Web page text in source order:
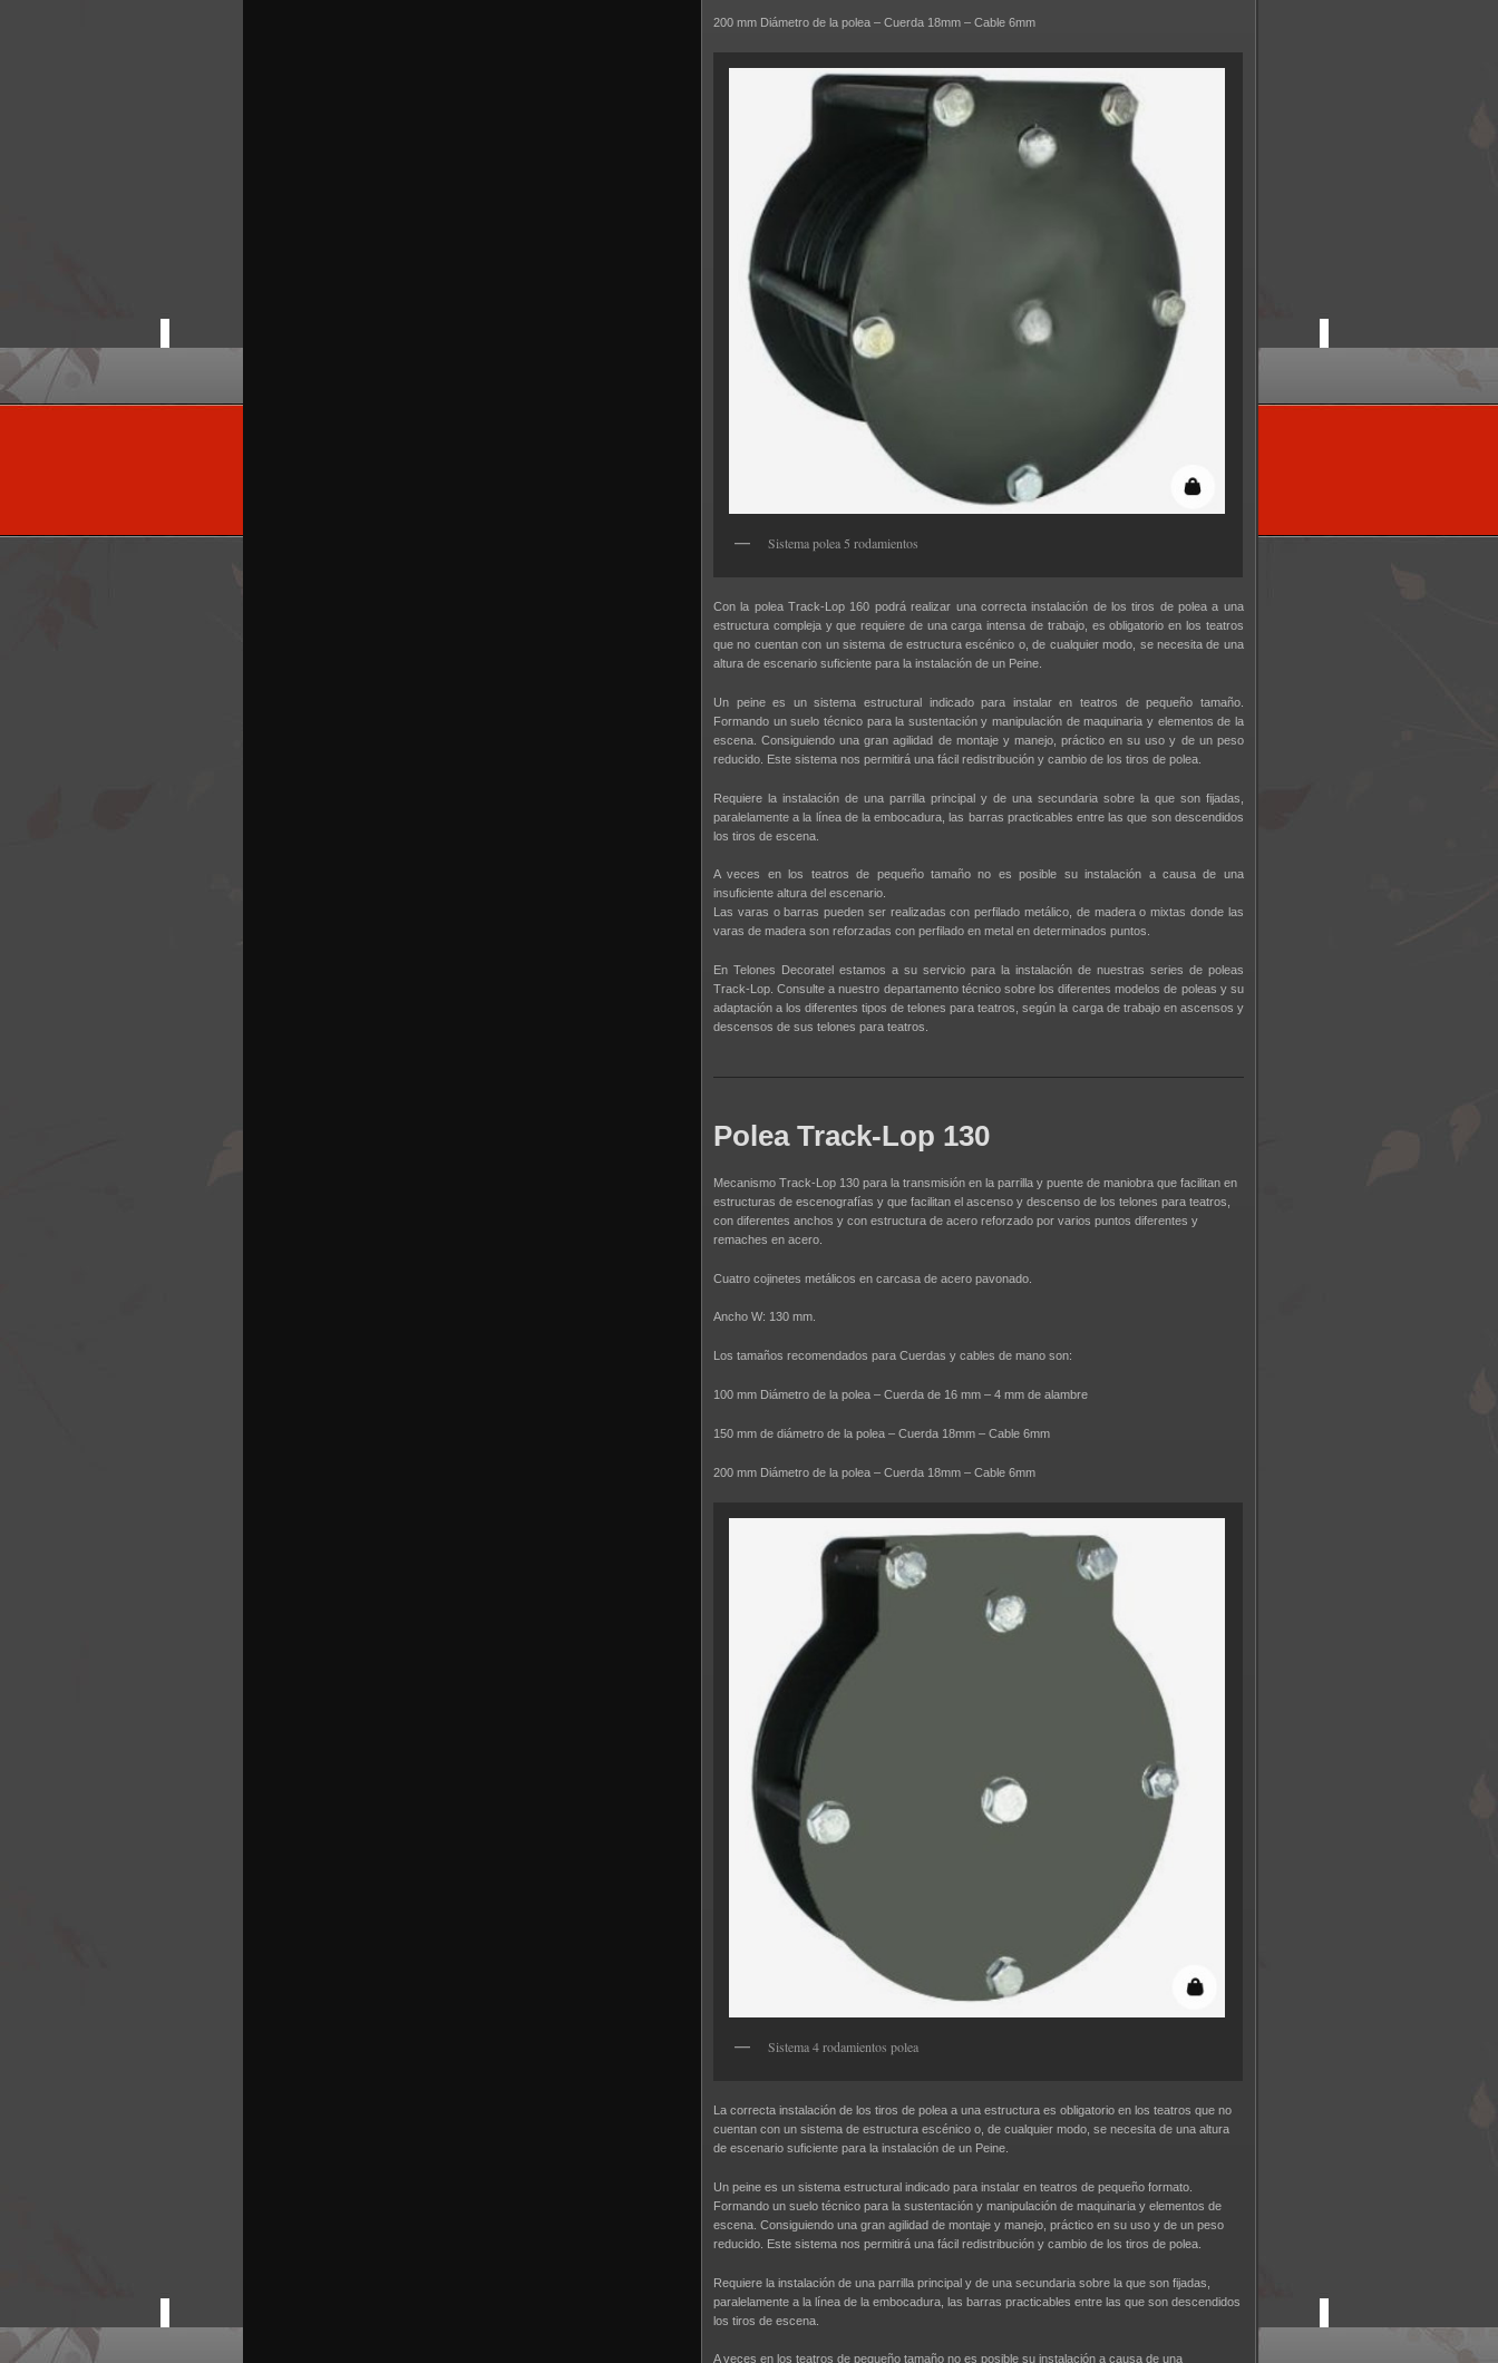
200 mm Diámetro de la polea – Cuerda 18mm – Cable 6mm
Sistema polea 5 rodamientos
Con la polea Track-Lop 160 podrá realizar una correcta instalación de los tiros de polea a una
estructura compleja y que requiere de una carga intensa de trabajo, es obligatorio en los teatros
que no cuentan con un sistema de estructura escénico o, de cualquier modo, se necesita de una
altura de escenario suficiente para la instalación de un Peine.
Un peine es un sistema estructural indicado para instalar en teatros de pequeño tamaño.
Formando un suelo técnico para la sustentación y manipulación de maquinaria y elementos de la
escena. Consiguiendo una gran agilidad de montaje y manejo, práctico en su uso y de un peso
reducido. Este sistema nos permitirá una fácil redistribución y cambio de los tiros de polea.
Requiere la instalación de una parrilla principal y de una secundaria sobre la que son fijadas,
paralelamente a la línea de la embocadura, las barras practicables entre las que son descendidos
los tiros de escena.
A veces en los teatros de pequeño tamaño no es posible su instalación a causa de una
insuficiente altura del escenario.
Las varas o barras pueden ser realizadas con perfilado metálico, de madera o mixtas donde las
varas de madera son reforzadas con perfilado en metal en determinados puntos.
En Telones Decoratel estamos a su servicio para la instalación de nuestras series de poleas
Track-Lop. Consulte a nuestro departamento técnico sobre los diferentes modelos de poleas y su
adaptación a los diferentes tipos de telones para teatros, según la carga de trabajo en ascensos y
descensos de sus telones para teatros.
Polea Track-Lop 130
Mecanismo Track-Lop 130 para la transmisión en la parrilla y puente de maniobra que facilitan en
estructuras de escenografías y que facilitan el ascenso y descenso de los telones para teatros,
con diferentes anchos y con estructura de acero reforzado por varios puntos diferentes y
remaches en acero.
Cuatro cojinetes metálicos en carcasa de acero pavonado.
Ancho W: 130 mm.
Los tamaños recomendados para Cuerdas y cables de mano son:
100 mm Diámetro de la polea – Cuerda de 16 mm – 4 mm de alambre
150 mm de diámetro de la polea – Cuerda 18mm – Cable 6mm
200 mm Diámetro de la polea – Cuerda 18mm – Cable 6mm
Sistema 4 rodamientos polea
La correcta instalación de los tiros de polea a una estructura es obligatorio en los teatros que no
cuentan con un sistema de estructura escénico o, de cualquier modo, se necesita de una altura
de escenario suficiente para la instalación de un Peine.
Un peine es un sistema estructural indicado para instalar en teatros de pequeño formato.
Formando un suelo técnico para la sustentación y manipulación de maquinaria y elementos de
escena. Consiguiendo una gran agilidad de montaje y manejo, práctico en su uso y de un peso
reducido. Este sistema nos permitirá una fácil redistribución y cambio de los tiros de polea.
Requiere la instalación de una parrilla principal y de una secundaria sobre la que son fijadas,
paralelamente a la línea de la embocadura, las barras practicables entre las que son descendidos
los tiros de escena.
A veces en los teatros de pequeño tamaño no es posible su instalación a causa de una